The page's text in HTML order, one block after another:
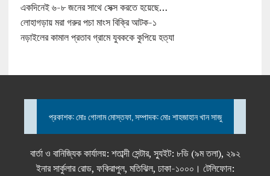
একদিনেই ৬-৮ জনের সাথে সেক্স করতে হয়েছে…
লোহাগড়ায় মরা গরুর পচা মাংস বিক্রি আটক-১
নড়াইলের কামাল প্রতাব গ্রামে যুবককে কুপিয়ে হত্যা
প্রকাশক: মোঃ গোলাম মোস্তফা, সম্পাদক: মোঃ শাহজাহান খান সাজু
বার্তা ও বানিজ্যিক কার্যালয়: শতাব্দী সেন্টার, স্যুইট: ৮ডি (৯ম তলা), ২৯২
ইনার সার্কুলার রোড, ফকিরাপুল, মতিঝিল, ঢাকা-১০০০। টেলিফোন: